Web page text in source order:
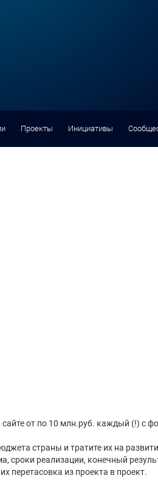
Проекты Инициативы
от по 10 млн.руб. каждый (!) с
страны и тратите их на
сроки реализации, конечный
перетасовка из проекта в проект.